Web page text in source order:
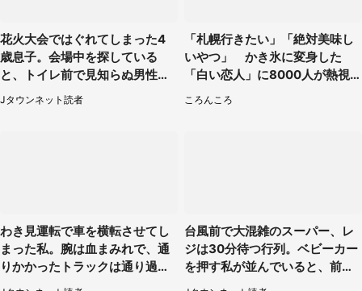
花火大会ではぐれてしまった4
歳息子。会場中を探している
と、トイレ前で見知らぬ男性に
（東京都・女性）
Jタウンネット読者
「札幌行きたい」「絶対美味し
いやつ」 かき氷に変身した
「白い恋人」に8000人が熱視
ころんころ
わき見運転で車を横転させてし
まった私。腕は血まみれで、通
りかかったトラックは通り過ぎ
ていき...（福岡県・30代女性）
台風前で大混雑のスーパー、レ
ジは30分待つ行列。ベビーカー
を押す私が並んでいると、前の